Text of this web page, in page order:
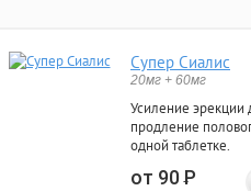
Супер Сиалис
20мг + 60мг
Усиление эрекции
продление
одной таблетке.
от 90Р